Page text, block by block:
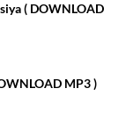
( DOWNLOAD
MP3 )